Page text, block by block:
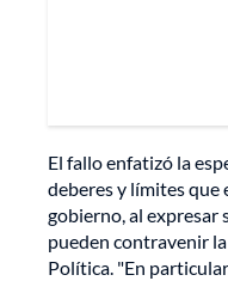
El fallo enfatizó la
deberes y límites que
gobierno, al expresar
pueden contravenir
Política. "En